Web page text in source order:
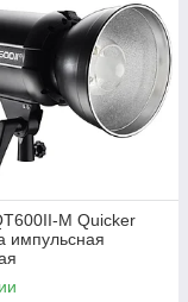
M Quicker
импульсная